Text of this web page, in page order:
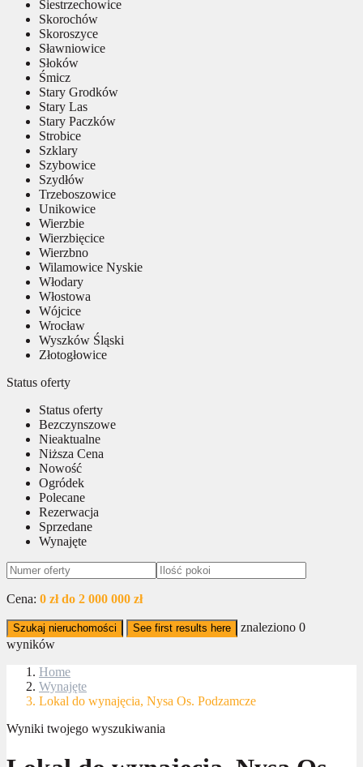
Siestrzechowice
Skorochów
Skoroszyce
Sławniowice
Słoków
Śmicz
Stary Grodków
Stary Las
Stary Paczków
Strobice
Szklary
Szybowice
Szydłów
Trzeboszowice
Unikowice
Wierzbie
Wierzbięcice
Wierzbno
Wilamowice Nyskie
Włodary
Włostowa
Wójcice
Wrocław
Wyszków Śląski
Złotogłowice
Status oferty
Status oferty
Bezczynszowe
Nieaktualne
Niższa Cena
Nowość
Ogródek
Polecane
Rezerwacja
Sprzedane
Wynajęte
Cena: 0 zł do 2 000 000 zł
Szukaj nieruchomości See first results here znaleziono 0
wyników
Home
Wynajęte
Lokal do wynajęcia, Nysa Os. Podzamcze
Wyniki twojego wyszukiwania